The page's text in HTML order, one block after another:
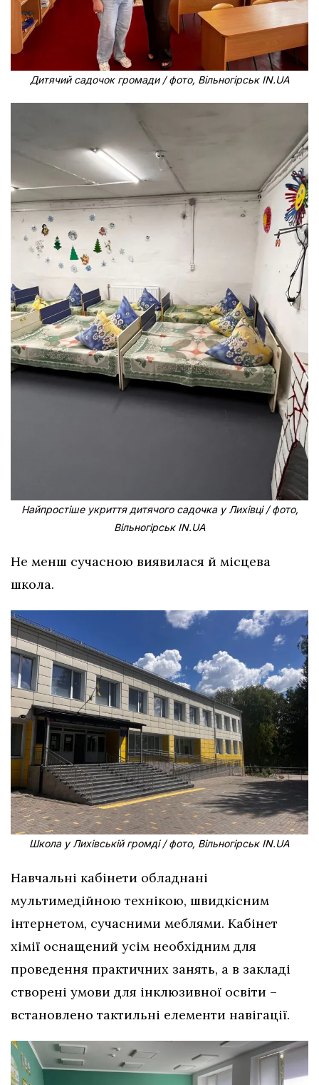
Дитячий садочок громади / фото, Вільногірськ IN.UA
Найпростіше укриття дитячого садочка у Лихівці / фото,
Вільногірськ IN.UA
Не менш сучасною виявилася й місцева
школа.
Школа у Лихівській громді / фото, Вільногірськ IN.UA
Навчальні кабінети обладнані
мультимедійною технікою, швидкісним
інтернетом, сучасними меблями. Кабінет
хімії оснащений усім необхідним для
проведення практичних занять, а в закладі
створені умови для інклюзивної освіти –
встановлено тактильні елементи навігації.